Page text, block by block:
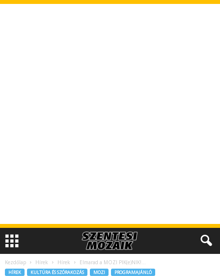
Kezdőlap Hírek Hírek Elmarad a MOZI PIK(e)NIK!…
HÍREK KULTÚRA ÉS SZÓRAKOZÁS MOZI PROGRAMAJÁNLÓ